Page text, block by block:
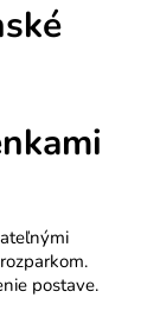
postave.